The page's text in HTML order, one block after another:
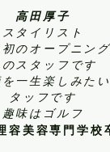
高田厚子
スタイリスト
のオープニン
のスタッフです
一生楽しみた
タッフです
​趣味はゴルフ
容美容専門学校